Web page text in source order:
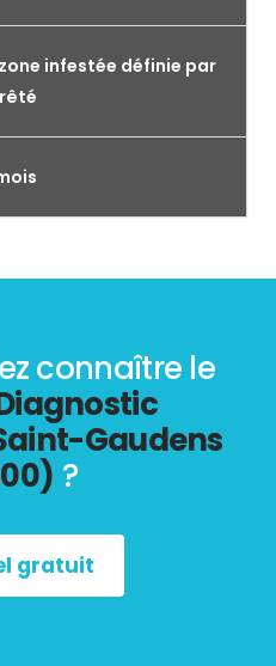
infestée définie par
connaître le
Gaudens
?
gratuit